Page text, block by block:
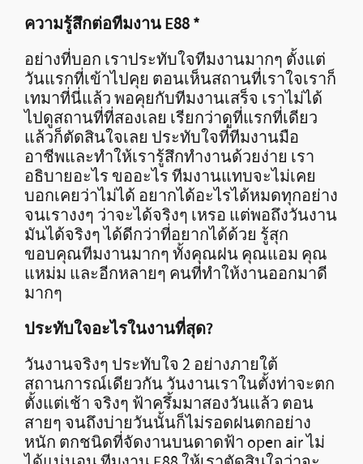
ความรู้สึกต่อทีมงานE88 *
อย่างที่บอก เราประทับใจทีมงานมากๆ ตั้งแต่
วันแรกที่เข้าไปคุย ตอนเห็นสถานที่เราใจเราก็
เทมาที่นี่แล้ว พอคุยกับทีมงานเสร็จ เราไม่ได้
ไปดูสถานที่ที่สองเลย เรียกว่าดูที่แรกที่เดียว
แล้วก็ตัดสินใจเลย ประทับใจที่ทีมงานมือ
อาชีพและทำให้เรารู้สึกทำงานด้วยง่าย เรา
อธิบายอะไร ขออะไร ทีมงานแทบจะไม่เคย
บอกเคยว่าไม่ได้ อยากได้อะไรได้หมดทุกอย่าง
จนเรางงๆ ว่าจะได้จริงๆ เหรอ แต่พอถึงวันงาน
มันได้จริงๆ ได้ดีกว่าที่อยากได้ด้วย รู้สุก
ขอบคุณทีมงานมากๆ ทั้งคุณฝน คุณแอม คุณ
แหม่ม และอีกหลายๆ คนที่ทำให้งานออกมาดี
มากๆ
ประทับใจอะไรในงานที่สุด?
วันงานจริงๆ ประทับใจ 2 อย่างภายใต้
สถานการณ์เดียวกัน วันงานเราในตั้งท่าจะตก
ตั้งแต่เช้า จริงๆ ฟ้าครึ้มมาสองวันแล้ว ตอน
สายๆ จนถึงบ่ายวันนั้นก็ไม่รอดฝนตกอย่าง
หนัก ตกชนิดที่จัดงานบนดาดฟ้า open air ไม่